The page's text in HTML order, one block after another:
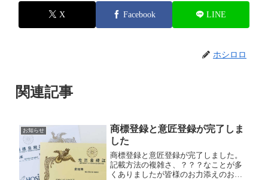
X Facebook LINE
ホシロロ
関連記事
お知らせ
商標登録と意匠登録が完了しま
した
商標登録と意匠登録が完了しました。
記載方法の複雑さ、？？？なことが多
くありましたが皆様のお力添えのおか